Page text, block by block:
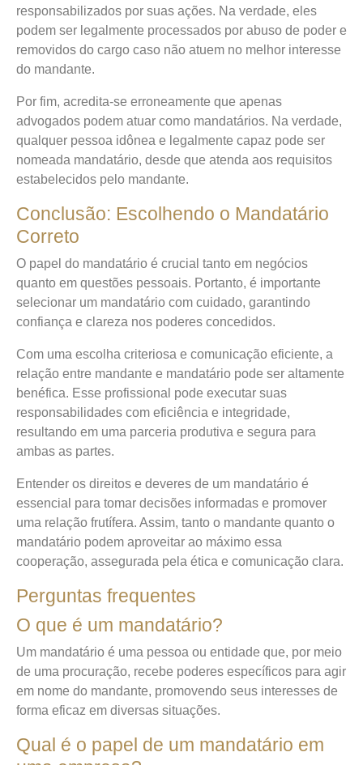
responsabilizados por suas ações. Na verdade, eles
podem ser legalmente processados por abuso de poder e
removidos do cargo caso não atuem no melhor interesse
do mandante.
Por fim, acredita-se erroneamente que apenas
advogados podem atuar como mandatários. Na verdade,
qualquer pessoa idônea e legalmente capaz pode ser
nomeada mandatário, desde que atenda aos requisitos
estabelecidos pelo mandante.
Conclusão: Escolhendo o Mandatário
Correto
O papel do mandatário é crucial tanto em negócios
quanto em questões pessoais. Portanto, é importante
selecionar um mandatário com cuidado, garantindo
confiança e clareza nos poderes concedidos.
Com uma escolha criteriosa e comunicação eficiente, a
relação entre mandante e mandatário pode ser altamente
benéfica. Esse profissional pode executar suas
responsabilidades com eficiência e integridade,
resultando em uma parceria produtiva e segura para
ambas as partes.
Entender os direitos e deveres de um mandatário é
essencial para tomar decisões informadas e promover
uma relação frutífera. Assim, tanto o mandante quanto o
mandatário podem aproveitar ao máximo essa
cooperação, assegurada pela ética e comunicação clara.
Perguntas frequentes
O que é um mandatário?
Um mandatário é uma pessoa ou entidade que, por meio
de uma procuração, recebe poderes específicos para agir
em nome do mandante, promovendo seus interesses de
forma eficaz em diversas situações.
Qual é o papel de um mandatário em